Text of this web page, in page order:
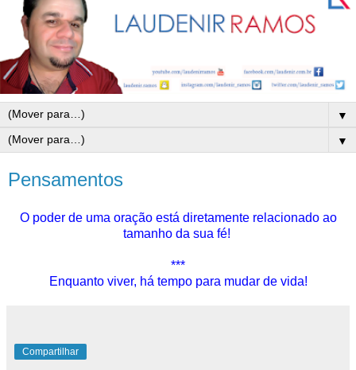
▼
▼
Pensamentos
O poder de uma oração está diretamente relacionado ao
tamanho da sua fé!
***
Enquanto viver, há tempo para mudar de vida!
Compartilhar